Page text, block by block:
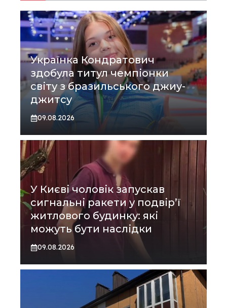
Українка Кондратович
здобула титул чемпіонки
світу з бразильського джиу-
джитсу
09.08.2026
У Києві чоловік запускав
сигнальні ракети у подвір’ї
житлового будинку: які
можуть бути наслідки
09.08.2026